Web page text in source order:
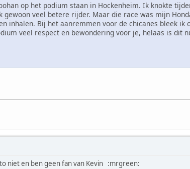
op het podium staan in Hockenheim. Ik knokte
gewoon veel betere rijder. Maar die race was mijn
inhalen. Bij het aanremmen voor de chicanes bleek ik
veel respect en bewondering voor je, helaas is dit
niet en ben geen fan van Kevin :mrgreen: